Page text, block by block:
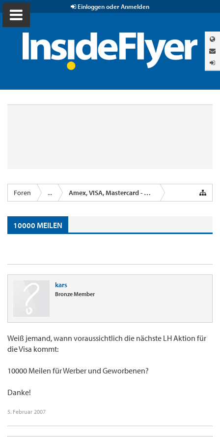
Einloggen oder Anmelden
Foren ... Amex, VISA, Mastercard - Kreditkartenanbieter
10000 MEILEN
kars
Bronze Member
Weiß jemand, wann voraussichtlich die nächste LH Aktion für
die Visa kommt:
10000 Meilen für Werber und Geworbenen?
Danke!
5. Februar 2007